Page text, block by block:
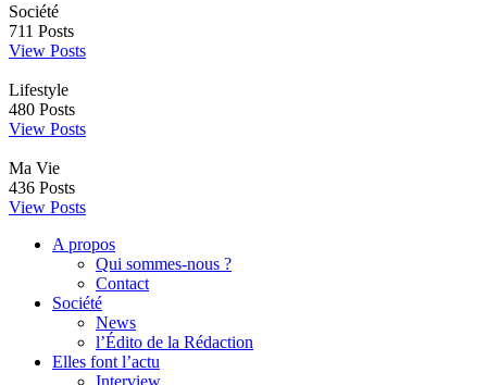
Société
711 Posts
View Posts
Lifestyle
480 Posts
View Posts
Ma Vie
436 Posts
View Posts
A propos
Qui sommes-nous ?
Contact
Société
News
l’Édito de la Rédaction
Elles font l’actu
Interview